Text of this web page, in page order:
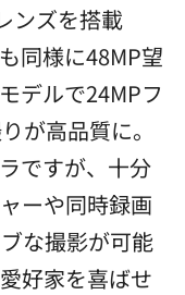
ンズを搭載
同様に48MP望
デルで24MPフ
が高品質に。
ですが、十分
ーや同時録画
な撮影が可能
好家を喜ばせ